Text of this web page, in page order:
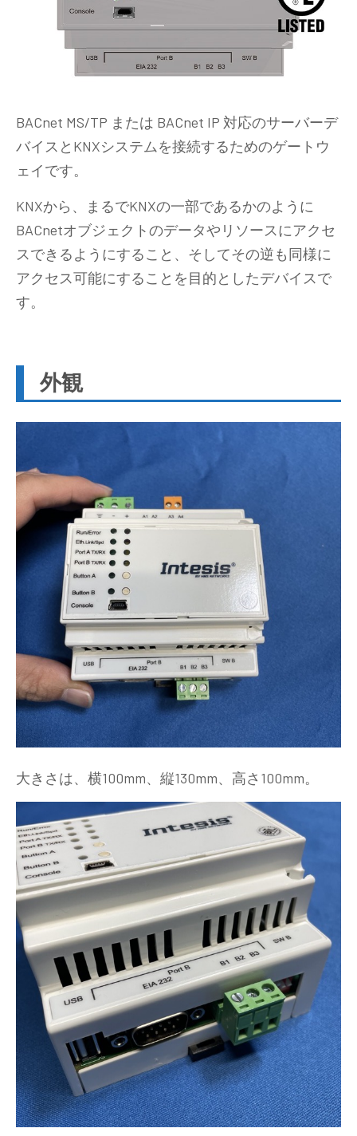
BACnet MS/TP または BACnet IP 対応のサーバーデ
バイスとKNXシステムを接続するためのゲートウ
ェイです。
KNXから、まるでKNXの一部であるかのように
BACnetオブジェクトのデータやリソースにアクセ
スできるようにすること、そしてその逆も同様に
アクセス可能にすることを目的としたデバイスで
す。
外観
大きさは、横100mm、縦130mm、高さ100mm。